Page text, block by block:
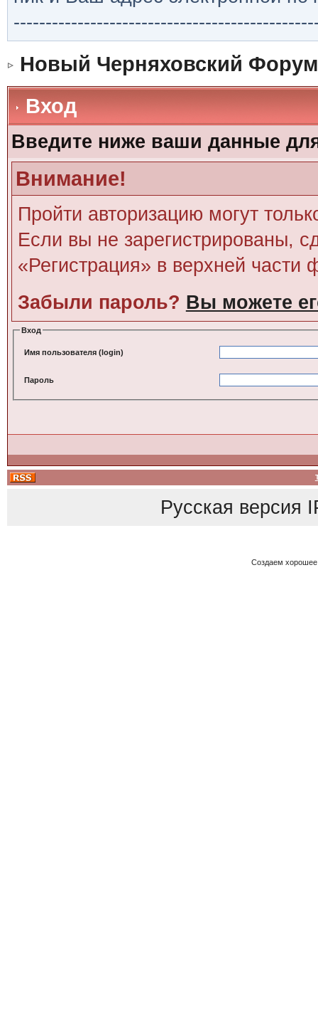
Новый Черняховский Форум
Вход
Введите ниже ваши данные
Внимание!
Пройти авторизацию могут
Если вы не зарегистрированы,
«Регистрация» в верхней части
Забыли пароль? Вы можете
Вход
Имя пользователя (login)
Пароль
Русская версия
Создаем